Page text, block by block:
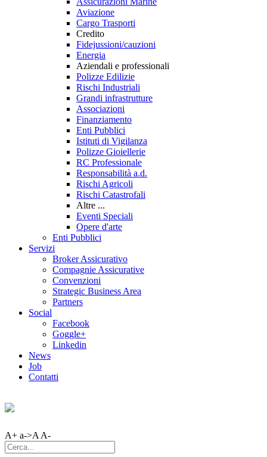
Aviazione
Cargo Trasporti
Credito
Fidejussioni/cauzioni
Energia
Aziendali e professionali
Polizze Edilizie
Rischi Industriali
Grandi infrastrutture
Associazioni
Finanziamento
Enti Pubblici
Istituti di Vigilanza
Polizze Gioiellerie
RC Professionale
Responsabilità a.d.
Rischi Agricoli
Rischi Catastrofali
Altre ...
Eventi Speciali
Opere d'arte
Enti Pubblici
Servizi
Broker Assicurativo
Compagnie Assicurative
Convenzioni
Strategic Business Area
Partners
Social
Facebook
Goggle+
Linkedin
News
Job
Contatti
A+ a->A A-